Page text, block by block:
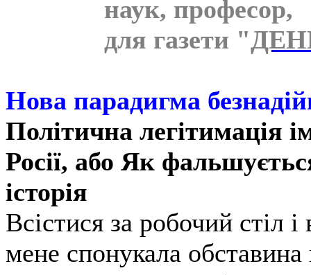
наук, професор,
для газети "
Нова парадигма
Політична легітимація
Росії, або Як
історія
Всістися за робочий стіл
мене спонукала